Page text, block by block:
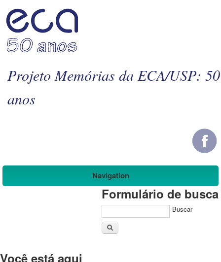
Projeto Memórias da ECA/USP: 50
anos
Navigation
Formulário de busca
Buscar
Você está aqui